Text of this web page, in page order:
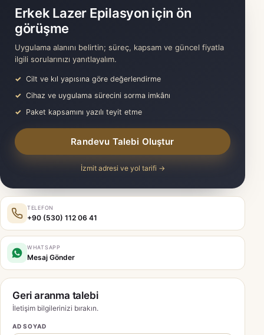
Erkek Lazer Epilasyon için ön
görüşme
Uygulama alanını belirtin; süreç, kapsam ve güncel fiyatla
ilgili sorularınızı yanıtlayalım.
Cilt ve kıl yapısına göre değerlendirme
Cihaz ve uygulama sürecini sorma imkânı
Paket kapsamını yazılı teyit etme
Randevu Talebi Oluştur
İzmit adresi ve yol tarifi →
TELEFON
+90 (530) 112 06 41
WHATSAPP
Mesaj Gönder
Geri aranma talebi
İletişim bilgilerinizi bırakın.
AD SOYAD